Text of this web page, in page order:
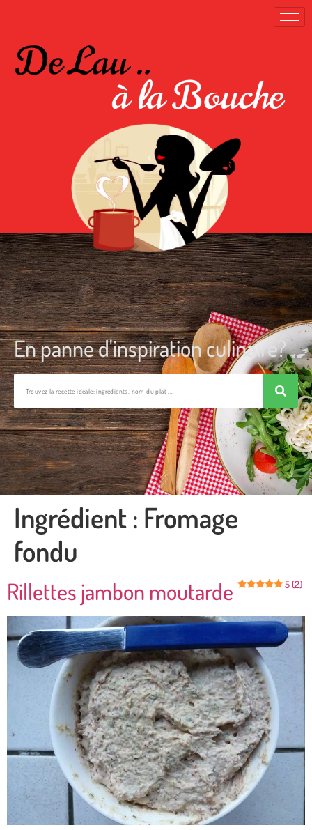
En panne d'inspiration culinaire?
Ingrédient : Fromage
fondu
Rillettes jambon moutarde 5 (2)